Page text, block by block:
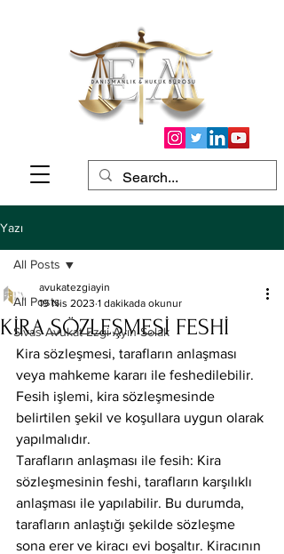
Yazı
All Posts
Sivas Avukat Ezgi Ayın Solak
All Posts
KİRA SÖZLEŞMESİ FESHİ
avukatezgiayin
19 Nis 2023 1 dakikada okunur
Kira sözleşmesi, tarafların anlaşması
veya mahkeme kararı ile feshedilebilir.
Fesih işlemi, kira sözleşmesinde
belirtilen şekil ve koşullara uygun olarak
yapılmalıdır.
Tarafların anlaşması ile fesih: Kira
sözleşmesinin feshi, tarafların karşılıklı
anlaşması ile yapılabilir. Bu durumda,
tarafların anlaştığı şekilde sözleşme
sona erer ve kiracı evi boşaltır. Kiracının